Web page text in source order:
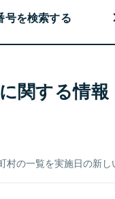
号を検索する
関する情報
村の一覧を実施日の新し